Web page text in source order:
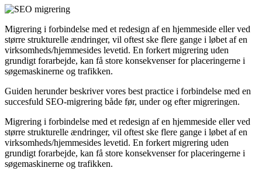
Migrering i forbindelse med et redesign af en hjemmeside eller ved
større strukturelle ændringer, vil oftest ske flere gange i løbet af en
virksomheds/hjemmesides levetid. En forkert migrering uden
grundigt forarbejde, kan få store konsekvenser for placeringerne i
søgemaskinerne og trafikken.
Guiden herunder beskriver vores best practice i forbindelse med en
succesfuld SEO-migrering både før, under og efter migreringen.
Migrering i forbindelse med et redesign af en hjemmeside eller ved
større strukturelle ændringer, vil oftest ske flere gange i løbet af en
virksomheds/hjemmesides levetid. En forkert migrering uden
grundigt forarbejde, kan få store konsekvenser for placeringerne i
søgemaskinerne og trafikken.